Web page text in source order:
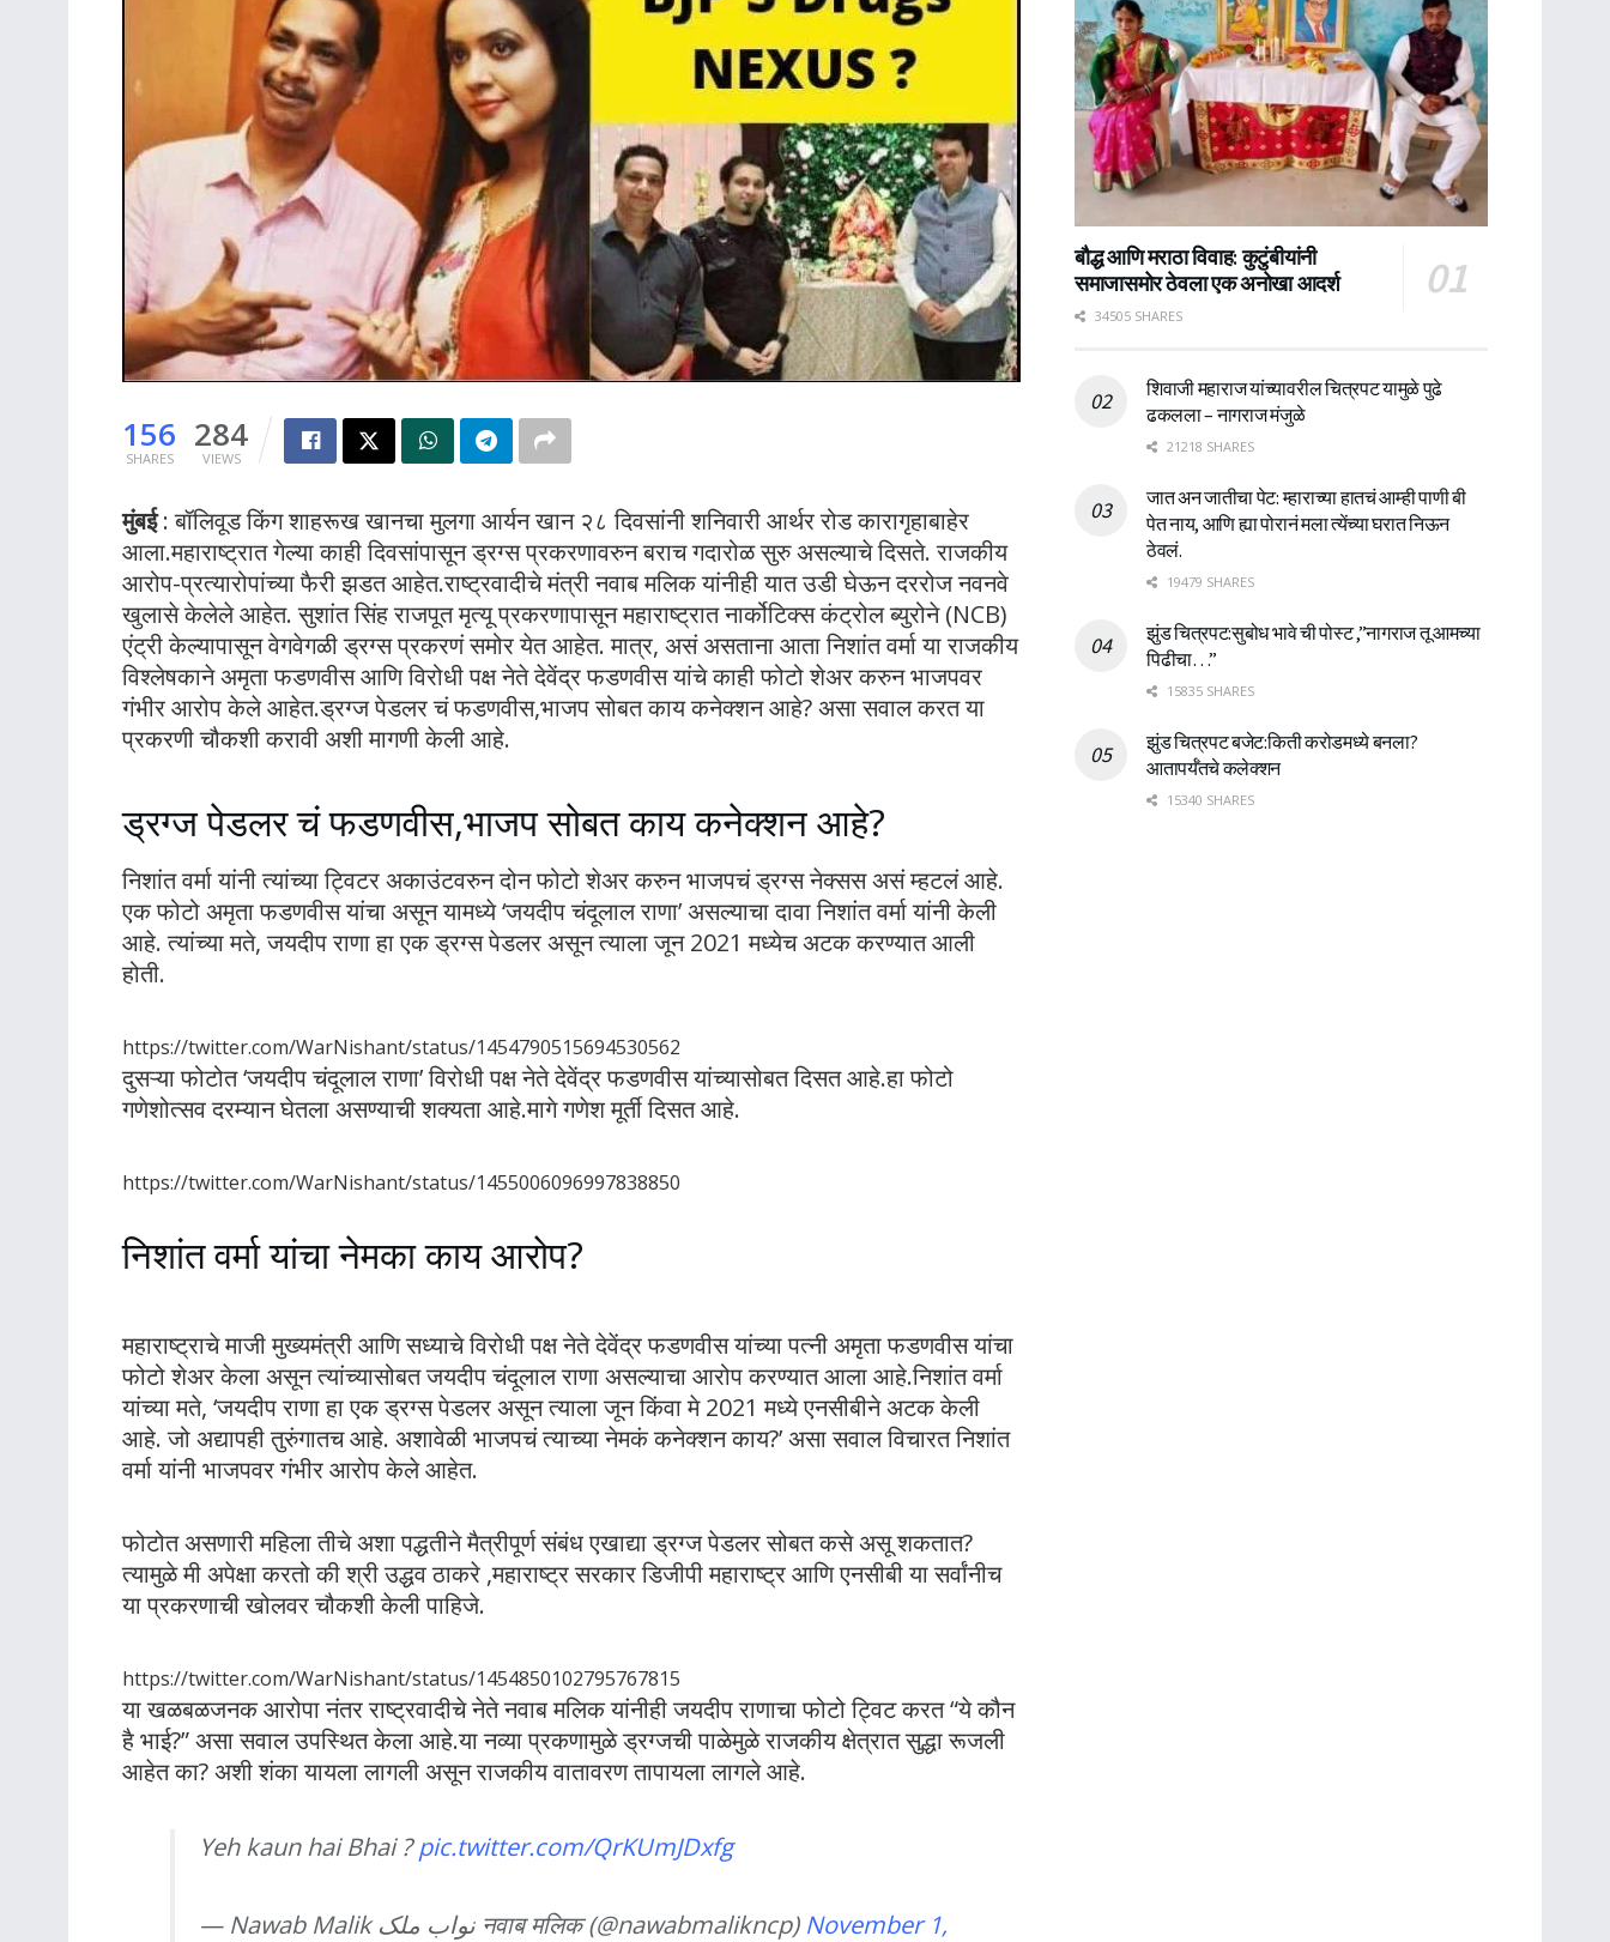
156
SHARES
284
VIEWS
मुंबई: बॉलिवूड किंग शाहरूख खानचा मुलगा आर्यन खान २८ दिवसांनी शनिवारी आर्थर रोड कारागृहाबाहेर
आला.महाराष्ट्रात गेल्या काही दिवसांपासून ड्रग्स प्रकरणावरुन बराच गदारोळ सुरु असल्याचे दिसते. राजकीय
आरोप-प्रत्यारोपांच्या फैरी झडत आहेत.राष्ट्रवादीचे मंत्री नवाब मलिक यांनीही यात उडी घेऊन दररोज नवनवे
खुलासे केलेले आहेत. सुशांत सिंह राजपूत मृत्यू प्रकरणापासून महाराष्ट्रात नार्कोटिक्स कंट्रोल ब्युरोने (NCB)
एंट्री केल्यापासून वेगवेगळी ड्रग्स प्रकरणं समोर येत आहेत. मात्र, असं असताना आता निशांत वर्मा या राजकीय
विश्लेषकाने अमृता फडणवीस आणि विरोधी पक्ष नेते देवेंद्र फडणवीस यांचे काही फोटो शेअर करुन भाजपवर
गंभीर आरोप केले आहेत.ड्रग्ज पेडलर चं फडणवीस,भाजप सोबत काय कनेक्शन आहे? असा सवाल करत या
प्रकरणी चौकशी करावी अशी मागणी केली आहे.
ड्रग्ज पेडलर चं फडणवीस,भाजप सोबत काय कनेक्शन आहे?
निशांत वर्मा यांनी त्यांच्या ट्विटर अकाउंटवरुन दोन फोटो शेअर करुन भाजपचं ड्रग्स नेक्सस असं म्हटलं आहे.
एक फोटो अमृता फडणवीस यांचा असून यामध्ये ‘जयदीप चंदूलाल राणा’ असल्याचा दावा निशांत वर्मा यांनी केली
आहे. त्यांच्या मते, जयदीप राणा हा एक ड्रग्स पेडलर असून त्याला जून 2021 मध्येच अटक करण्यात आली
होती.
https://twitter.com/WarNishant/status/1454790515694530562
दुसऱ्या फोटोत ‘जयदीप चंदूलाल राणा’ विरोधी पक्ष नेते देवेंद्र फडणवीस यांच्यासोबत दिसत आहे.हा फोटो
गणेशोत्सव दरम्यान घेतला असण्याची शक्यता आहे.मागे गणेश मूर्ती दिसत आहे.
https://twitter.com/WarNishant/status/1455006096997838850
निशांत वर्मा यांचा नेमका काय आरोप?
महाराष्ट्राचे माजी मुख्यमंत्री आणि सध्याचे विरोधी पक्ष नेते देवेंद्र फडणवीस यांच्या पत्नी अमृता फडणवीस यांचा
फोटो शेअर केला असून त्यांच्यासोबत जयदीप चंदूलाल राणा असल्याचा आरोप करण्यात आला आहे.निशांत वर्मा
यांच्या मते, ‘जयदीप राणा हा एक ड्रग्स पेडलर असून त्याला जून किंवा मे 2021 मध्ये एनसीबीने अटक केली
आहे. जो अद्यापही तुरुंगातच आहे. अशावेळी भाजपचं त्याच्या नेमकं कनेक्शन काय?’ असा सवाल विचारत निशांत
वर्मा यांनी भाजपवर गंभीर आरोप केले आहेत.
फोटोत असणारी महिला तीचे अशा पद्धतीने मैत्रीपूर्ण संबंध एखाद्या ड्रग्ज पेडलर सोबत कसे असू शकतात?
त्यामुळे मी अपेक्षा करतो की श्री उद्धव ठाकरे ,महाराष्ट्र सरकार डिजीपी महाराष्ट्र आणि एनसीबी या सर्वांनीच
या प्रकरणाची खोलवर चौकशी केली पाहिजे.
https://twitter.com/WarNishant/status/1454850102795767815
या खळबळजनक आरोपा नंतर राष्ट्रवादीचे नेते नवाब मलिक यांनीही जयदीप राणाचा फोटो ट्विट करत “ये कौन
है भाई?” असा सवाल उपस्थित केला आहे.या नव्या प्रकणामुळे ड्रग्जची पाळेमुळे राजकीय क्षेत्रात सुद्धा रूजली
आहेत का? अशी शंका यायला लागली असून राजकीय वातावरण तापायला लागले आहे.
Yeh kaun hai Bhai ?pic.twitter.com/QrKUmJDxfg
— Nawab Malik نواب ملک नवाब मलिक (@nawabmalikncp) November 1,
बौद्ध आणि मराठा विवाह: कुटुंबीयांनी
समाजासमोर ठेवला एक अनोखा आदर्श
34505 SHARES
शिवाजी महाराज यांच्यावरील चित्रपट यामुळे पुढे
ढकलला – नागराज मंजुळे
21218 SHARES
जात अन जातीचा पेट: म्हाराच्या हातचं आम्ही पाणी बी
पेत नाय, आणि ह्या पोरानं मला त्येंच्या घरात निऊन
ठेवलं.
19479 SHARES
झुंड चित्रपट:सुबोध भावे ची पोस्ट ,”नागराज तू आमच्या
पिढीचा…”
15835 SHARES
झुंड चित्रपट बजेट:किती करोडमध्ये बनला?
आतापर्यँतचे कलेक्शन
15340 SHARES